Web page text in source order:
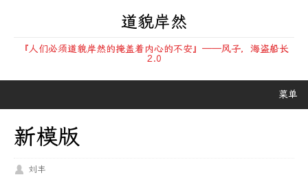
道貌岸然
『人们必须道貌岸然的掩盖着内心的不安』——风子，海盗船长
2.0
菜单
新模版
刘丰